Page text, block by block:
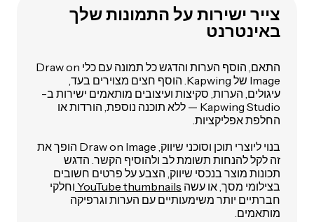
צייר ישירות על התמונות שלך
באינטרנט
התאם, הוסף הערות והדגש כל תמונה עם כלי Draw on
Image של Kapwing. הוסף חצים מצוירים בעד,
עיגולים, הערות, סקיצות ועיצובים מותאמים ישירות ב-
Kapwing Studio — ללא תוכנה נוספת, הורדות או
החלפת אפליקציות.
בנוי ליוצרי תוכן וסוכני שיווק, Draw on Image הופך את
זה לקל להנחות תשומת לב ולהוסיף הקשר. הדגש
תכונות מוצר בנכסי שיווק, הצבע על פרטים חשובים
בצילומי מסך, או עשה YouTube thumbnails וחלקי
חברתיים יותר משימעותיים עם הערות וגרפיקה
מותאמים.